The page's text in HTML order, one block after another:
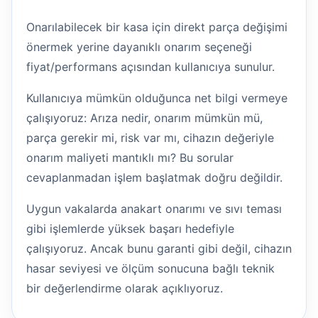
Onarılabilecek bir kasa için direkt parça değişimi
önermek yerine dayanıklı onarım seçeneği
fiyat/performans açısından kullanıcıya sunulur.
Kullanıcıya mümkün olduğunca net bilgi vermeye
çalışıyoruz: Arıza nedir, onarım mümkün mü,
parça gerekir mi, risk var mı, cihazın değeriyle
onarım maliyeti mantıklı mı? Bu sorular
cevaplanmadan işlem başlatmak doğru değildir.
Uygun vakalarda anakart onarımı ve sıvı teması
gibi işlemlerde yüksek başarı hedefiyle
çalışıyoruz. Ancak bunu garanti gibi değil, cihazın
hasar seviyesi ve ölçüm sonucuna bağlı teknik
bir değerlendirme olarak açıklıyoruz.